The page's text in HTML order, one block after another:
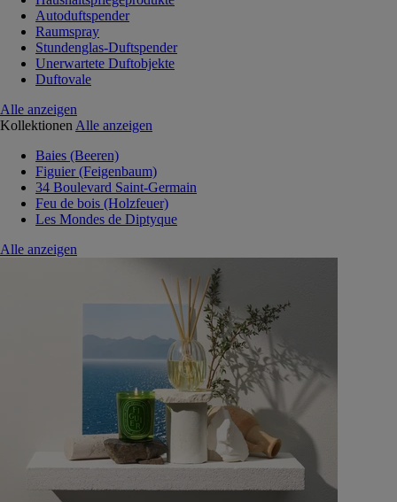
Autoduftspender
Raumspray
Stundenglas-Duftspender
Unerwartete Duftobjekte
Duftovale
Alle anzeigen
Kollektionen Alle anzeigen
Baies (Beeren)
Figuier (Feigenbaum)
34 Boulevard Saint-Germain
Feu de bois (Holzfeuer)
Les Mondes de Diptyque
Alle anzeigen